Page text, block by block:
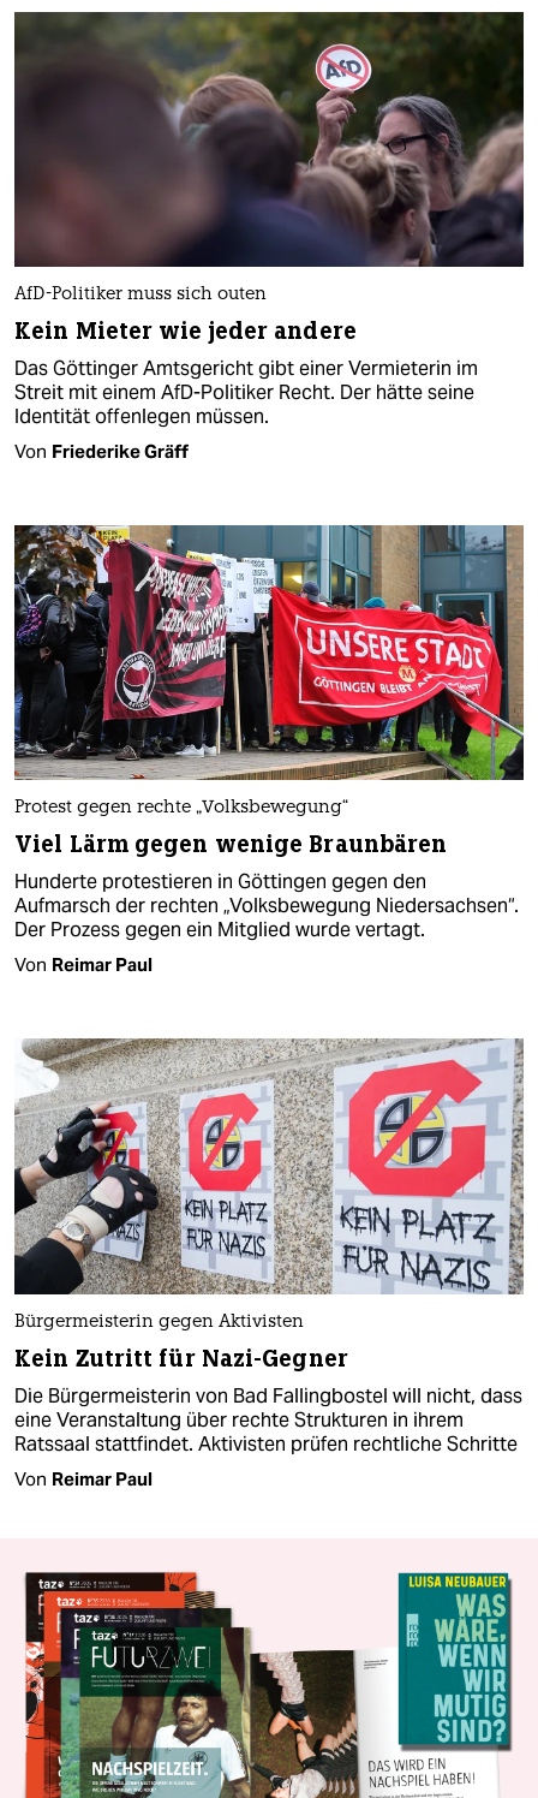
AfD-Politiker muss sich outen
Kein Mieter wie jeder andere
Das Göttinger Amtsgericht gibt einer Vermieterin im
Streit mit einem AfD-Politiker Recht. Der hätte seine
Identität offenlegen müssen.
Von Friederike Gräff
Protest gegen rechte „Volksbewegung“
Viel Lärm gegen wenige Braunbären
Hunderte protestieren in Göttingen gegen den
Aufmarsch der rechten „Volksbewegung Niedersachsen“.
Der Prozess gegen ein Mitglied wurde vertagt.
Von Reimar Paul
Bürgermeisterin gegen Aktivisten
Kein Zutritt für Nazi-Gegner
Die Bürgermeisterin von Bad Fallingbostel will nicht, dass
eine Veranstaltung über rechte Strukturen in ihrem
Ratssaal stattfindet. Aktivisten prüfen rechtliche Schritte
Von Reimar Paul